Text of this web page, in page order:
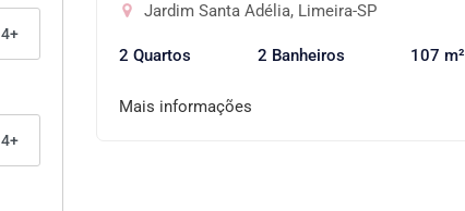
4+
4+
Jardim Santa Adélia, Limeira-SP
2 Quartos 2 Banheiros 107 m²
Mais informações